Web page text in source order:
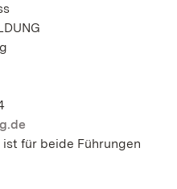
für beide Führungen